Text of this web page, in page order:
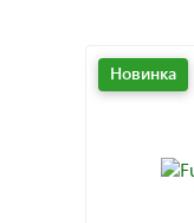
Новинка